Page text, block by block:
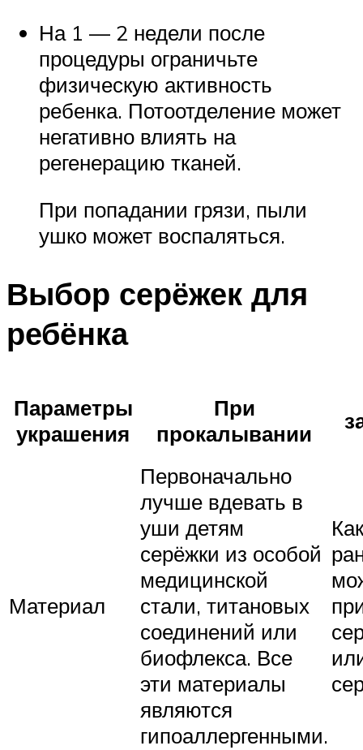
На 1 — 2 недели после
процедуры ограничьте
физическую активность
ребенка. Потоотделение может
негативно влиять на
регенерацию тканей.
При попадании грязи, пыли
ушко может воспаляться.
Выбор серёжек для
ребёнка
Параметры
украшения
При
прокалывании
Материал
Первоначально
лучше вдевать в
уши детям
серёжки из особой
медицинской
стали, титановых
соединений или
биофлекса. Все
эти материалы
являются
гипоаллергенными.